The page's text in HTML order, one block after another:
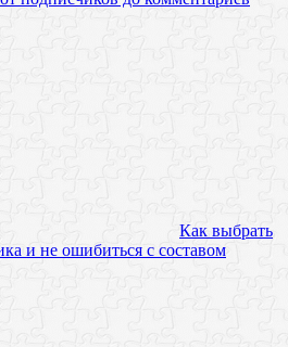
Как выбрать
и не ошибиться с составом